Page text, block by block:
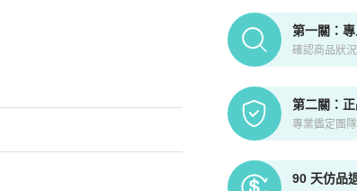
PopChill拍拍圈正
第一關：
確認商品狀
第二關：
專業鑑定團
90 天仿品